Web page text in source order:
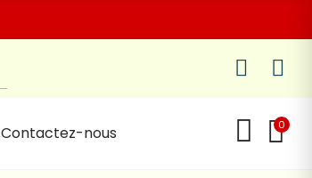
Contactez-nous 0